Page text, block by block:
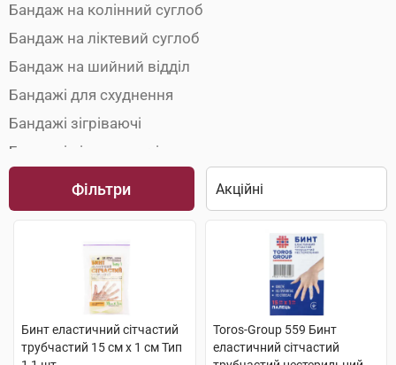
Бандаж на колінний суглоб
Бандаж на ліктевий суглоб
Бандаж на шийний відділ
Бандажі для схуднення
Бандажі зігріваючі
Бандажі підтримуючі
Бандажі при грижах
Бинти еластичні
Грудні корсети та бандажі
Післяопераційні бандажі
Післяпологові бандажі
Плечові бандажі
Фільтри
Бинт еластичний сітчастий
трубчастий 15 см x 1 см Тип
Toros-Group 559 Бинт
еластичний сітчастий